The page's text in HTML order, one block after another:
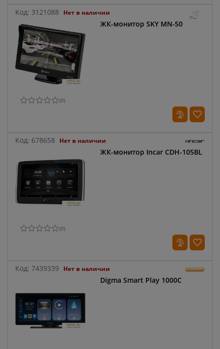
Код: 3121088 Нет в наличии
ЖК-монитор SKY MN-50
(0)
Код: 678658 Нет в наличии
ЖК-монитор Incar CDH-105BL
(0)
Код: 7439339 Нет в наличии
Digma Smart Play 1000С